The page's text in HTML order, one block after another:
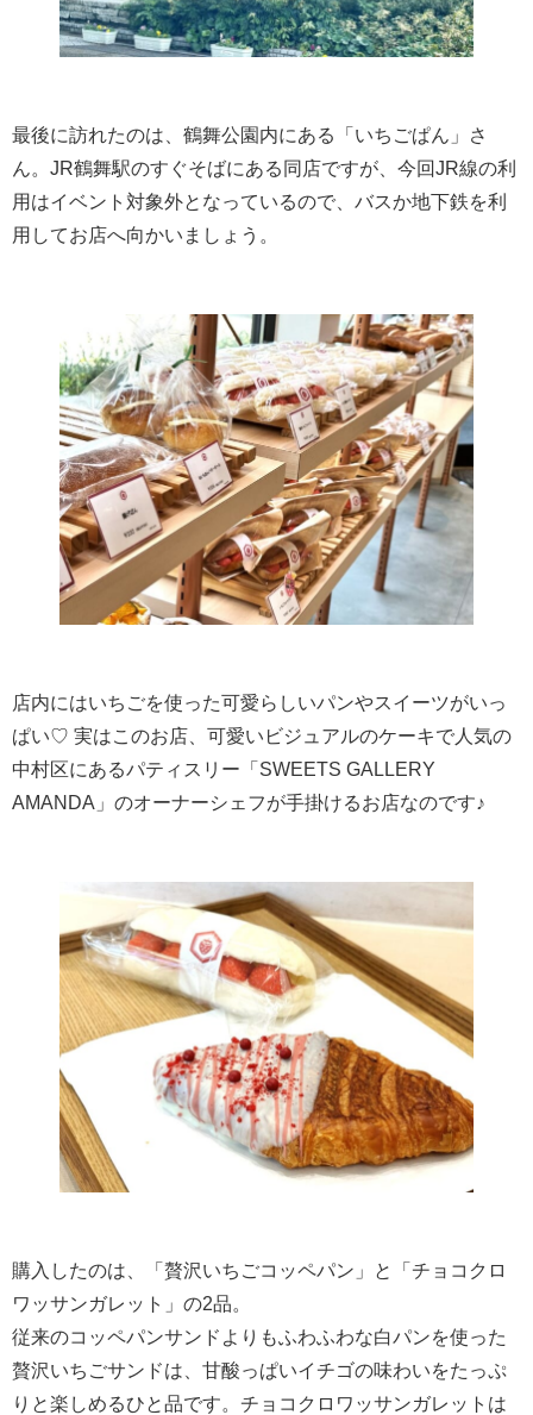
最後に訪れたのは、鶴舞公園内にある「いちごぱん」さ
ん。JR鶴舞駅のすぐそばにある同店ですが、今回JR線の利
用はイベント対象外となっているので、バスか地下鉄を利
用してお店へ向かいましょう。
店内にはいちごを使った可愛らしいパンやスイーツがいっ
ぱい♡ 実はこのお店、可愛いビジュアルのケーキで人気の
中村区にあるパティスリー「SWEETS GALLERY
AMANDA」のオーナーシェフが手掛けるお店なのです♪
購入したのは、「贅沢いちごコッペパン」と「チョコクロ
ワッサンガレット」の2品。
従来のコッペパンサンドよりもふわふわな白パンを使った
贅沢いちごサンドは、甘酸っぱいイチゴの味わいをたっぷ
りと楽しめるひと品です。チョコクロワッサンガレットは